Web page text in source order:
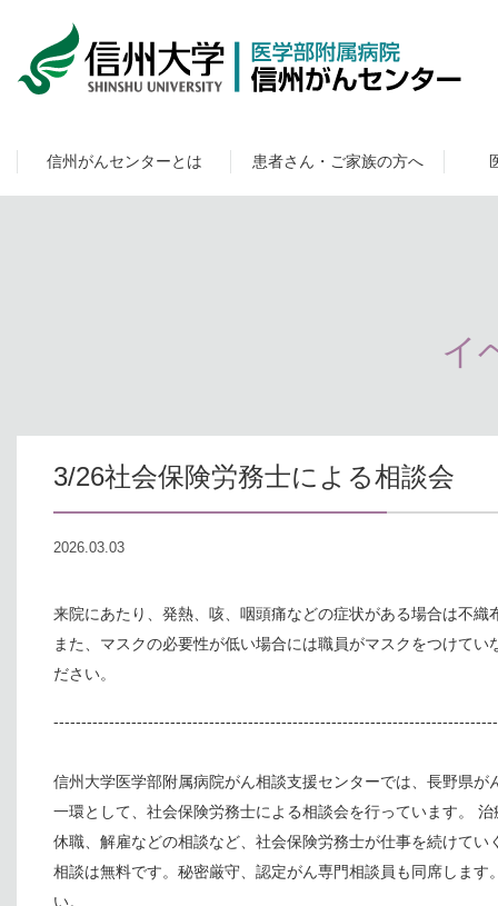
信州がんセンターとは 患者さん・ご家族の方へ
イ
3/26社会保険労務士による相談会
2026.03.03
来院にあたり、発熱、咳、咽頭痛などの症状がある場合は不織
また、マスクの必要性が低い場合には職員がマスクをつけて
ださい。
信州大学医学部附属病院がん相談支援センターでは、長野県が
一環として、社会保険労務士による相談会を行っています。
休職、解雇などの相談など、社会保険労務士が仕事を続けてい
相談は無料です。秘密厳守、認定がん専門相談員も同席します
い。